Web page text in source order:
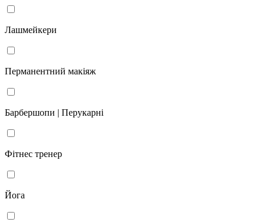
Лашмейкери
Перманентний макіяж
Барбершопи | Перукарні
Фітнес тренер
Йога